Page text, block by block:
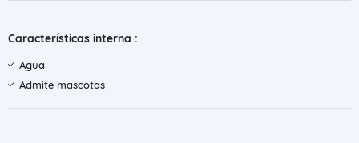
Características interna :
Agua
Admite mascotas